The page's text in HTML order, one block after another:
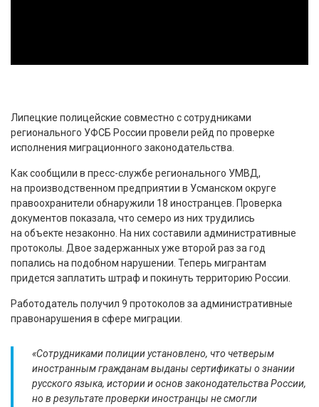
Липецкие полицейские совместно с сотрудниками
регионального УФСБ России провели рейд по проверке
исполнения миграционного законодательства.
Как сообщили в пресс-службе регионального УМВД,
на производственном предприятии в Усманском округе
правоохранители обнаружили 18 иностранцев. Проверка
документов показала, что семеро из них трудились
на объекте незаконно. На них составили административные
протоколы. Двое задержанных уже второй раз за год
попались на подобном нарушении. Теперь мигрантам
придется заплатить штраф и покинуть территорию России.
Работодатель получил 9 протоколов за административные
правонарушения в сфере миграции.
«Сотрудниками полиции установлено, что четверым
иностранным гражданам выданы сертификаты о знании
русского языка, истории и основ законодательства России,
но в результате проверки иностранцы не смогли